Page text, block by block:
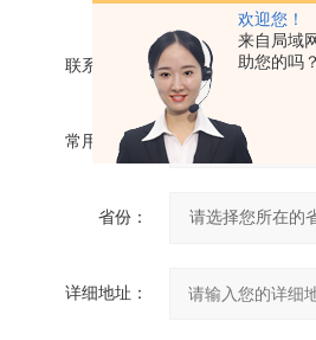
欢迎您！
来自局域
助您的吗？
联系电话：
常用邮箱：
省份：
详细地址：